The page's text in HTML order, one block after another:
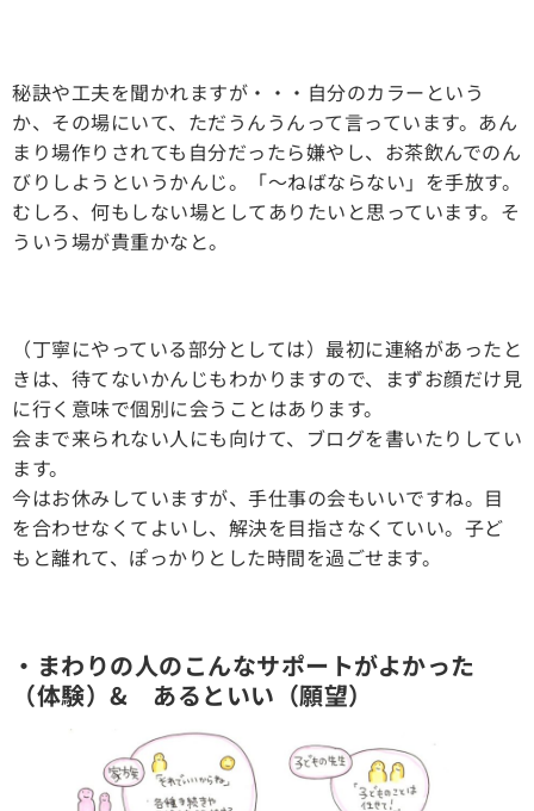
秘訣や工夫を聞かれますが・・・自分のカラーという
か、その場にいて、ただうんうんって言っています。あん
まり場作りされても自分だったら嫌やし、お茶飲んでのん
びりしようというかんじ。「〜ねばならない」を手放す。
むしろ、何もしない場としてありたいと思っています。そ
ういう場が貴重かなと。
（丁寧にやっている部分としては）最初に連絡があったと
きは、待てないかんじもわかりますので、まずお顔だけ見
に行く意味で個別に会うことはあります。
会まで来られない人にも向けて、ブログを書いたりしてい
ます。
今はお休みしていますが、手仕事の会もいいですね。目
を合わせなくてよいし、解決を目指さなくていい。子ど
もと離れて、ぽっかりとした時間を過ごせます。
・まわりの人のこんなサポートがよかった
（体験）& あるといい（願望）